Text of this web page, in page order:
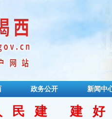
政务公开 新闻中
民建 建